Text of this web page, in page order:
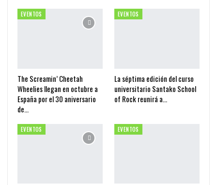
EVENTOS
The Screamin’ Cheetah
Wheelies llegan en octubre a
España por el 30 aniversario
de…
EVENTOS
La séptima edición del curso
universitario Santako School
of Rock reunirá a…
EVENTOS EVENTOS